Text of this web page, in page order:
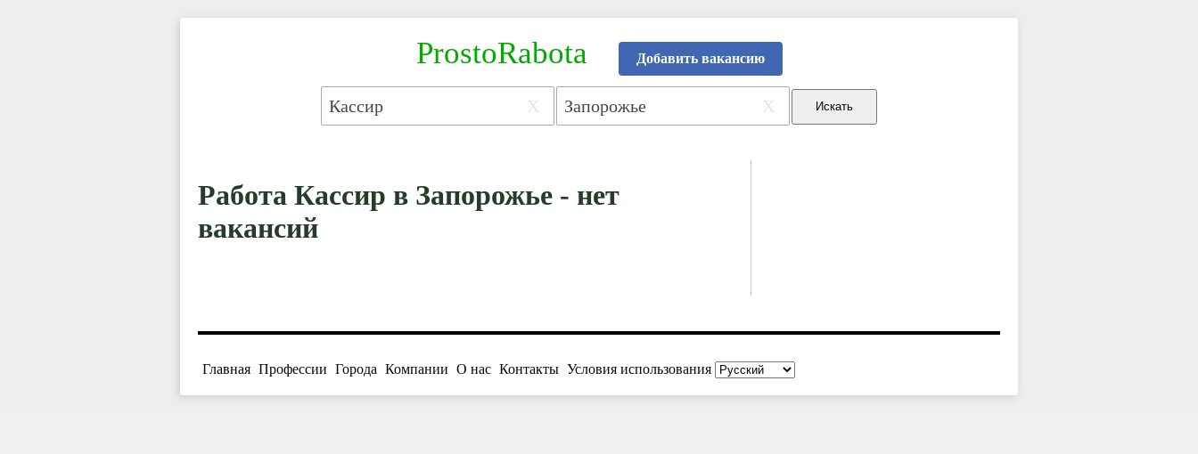
ProstoRabota Добавить вакансию
X X
Работа Кассир в Запорожье - нет
вакансий
Главная Профессии Города Компании О нас Контакты Условия использования